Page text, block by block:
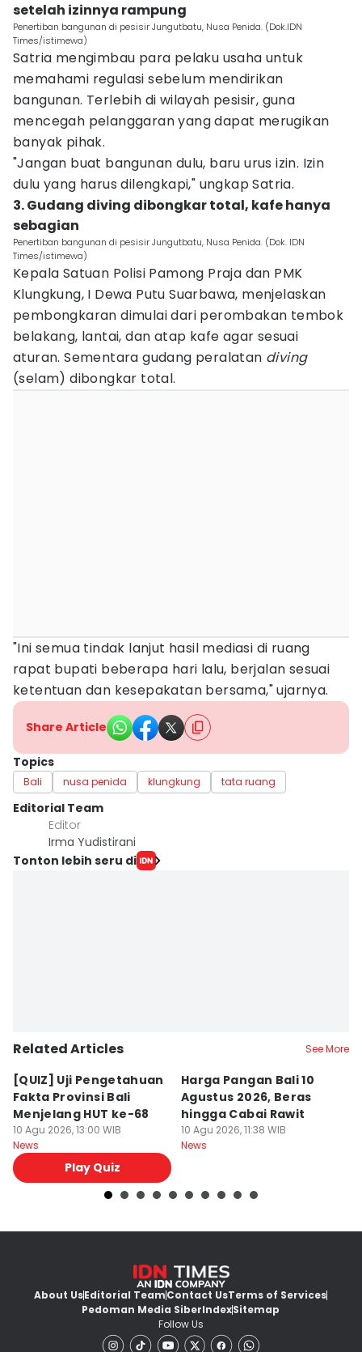
setelah izinnya rampung
Penertiban bangunan di pesisir Jungutbatu, Nusa Penida. (Dok.IDN
Times/istimewa)
Satria mengimbau para pelaku usaha untuk
memahami regulasi sebelum mendirikan
bangunan. Terlebih di wilayah pesisir, guna
mencegah pelanggaran yang dapat merugikan
banyak pihak.
"Jangan buat bangunan dulu, baru urus izin. Izin
dulu yang harus dilengkapi," ungkap Satria.
3. Gudang diving dibongkar total, kafe hanya
sebagian
Penertiban bangunan di pesisir Jungutbatu, Nusa Penida. (Dok. IDN
Times/istimewa)
Kepala Satuan Polisi Pamong Praja dan PMK
Klungkung, I Dewa Putu Suarbawa, menjelaskan
pembongkaran dimulai dari perombakan tembok
belakang, lantai, dan atap kafe agar sesuai
aturan. Sementara gudang peralatan diving
(selam) dibongkar total.
"Ini semua tindak lanjut hasil mediasi di ruang
rapat bupati beberapa hari lalu, berjalan sesuai
ketentuan dan kesepakatan bersama," ujarnya.
Share Article
Topics
Bali nusa penida klungkung tata ruang
Editorial Team
Editor
Irma Yudistirani
Tonton lebih seru di
Related Articles See More
[QUIZ] Uji Pengetahuan
Fakta Provinsi Bali
Menjelang HUT ke-68
10 Agu 2026, 13:00 WIB
News
Play Quiz
Harga Pangan Bali 10
Agustus 2026, Beras
hingga Cabai Rawit
10 Agu 2026, 11:38 WIB
News
About UsEditorial TeamContact UsTerms of Services
Pedoman Media SiberIndexSitemap
Follow Us